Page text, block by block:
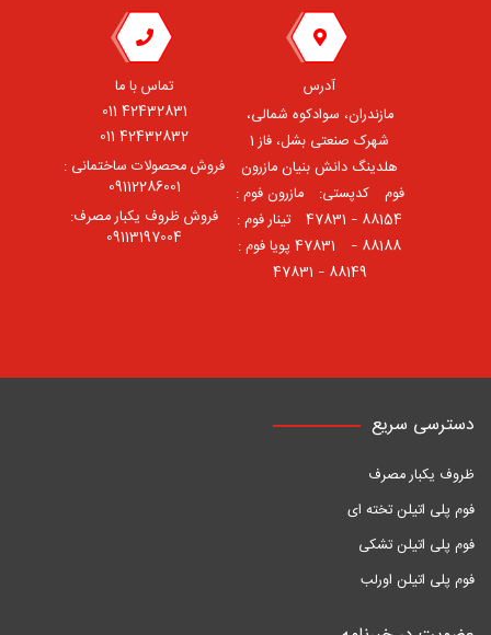
آدرس
مازندران، سوادکوه شمالی،
شهرک صنعتی بشل، فاز 1
هلدینگ دانش بنیان مازرون
فوم ⠀کدپستی: ⠀مازرون فوم :
88154 – 47831 ⠀تینار فوم :
88188 – 47831⠀ پویا فوم :
88149 – 47831
تماس با ما
42432831 011
42432832 011
فروش محصولات ساختمانی :
09112286001
فروش ظروف یکبار مصرف:
09113197004
دسترسی سریع
ظروف یکبار مصرف
فوم پلی اتیلن تخته ای
فوم پلی اتیلن تشکی
فوم پلی اتیلن اورلب